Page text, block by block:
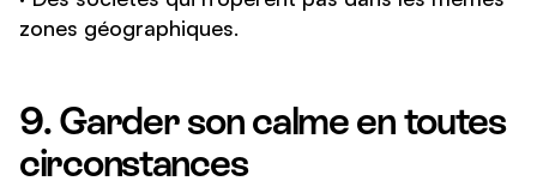
zones géographiques.
9. Garder son calme en toutes
circonstances